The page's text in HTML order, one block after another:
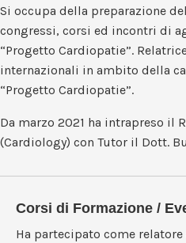
Si occupa della preparazione
congressi, corsi ed incontri di
“Progetto Cardiopatie”.
internazionali in ambito della
“Progetto Cardiopatie”.
Da marzo 2021 ha intrapreso il
(Cardiology) con Tutor il Dott.
Corsi di Formazione /
Ha partecipato come